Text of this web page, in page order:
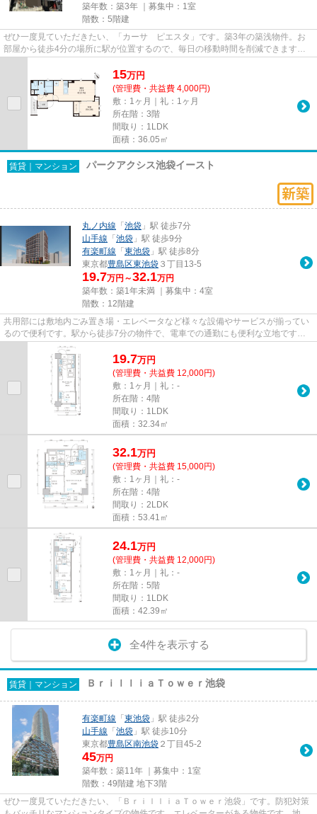
築年数：築3年 ｜募集中： 1室
階数：5階建
ぜひ一度見ていただきたい、「カーサ ピエスタ」です。築3年の築浅物件。お
部屋から徒歩4分の場所に駅が位置するので、毎日の移動時間を削減できます。
15万円
(管理費・共益費 4,000円)
敷：1ヶ月｜礼：1ヶ月
所在階：3階
間取り：1LDK
面積：36.05㎡
賃貸｜マンション パークアクシス池袋イースト
丸ノ内線 「 池袋 」駅 徒歩7分
山手線 「 池袋 」駅 徒歩9分
有楽町線 「 東池袋 」駅 徒歩8分
東京都豊島区東池袋 ３丁目13-5
19.7万円～32.1万円
築年数：築1年未満 ｜募集中： 4室
階数：12階建
共用部には敷地内ごみ置き場・エレベータなど様々な設備やサービスが揃ってい
るので便利です。駅から徒歩7分の物件で、電車での通勤にも便利な立地です。
設備や外観が充実しているマン...
19.7万円
(管理費・共益費 12,000円)
敷：1ヶ月｜礼：-
所在階：4階
間取り：1LDK
面積：32.34㎡
32.1万円
(管理費・共益費 15,000円)
敷：1ヶ月｜礼：-
所在階：4階
間取り：2LDK
面積：53.41㎡
24.1万円
(管理費・共益費 12,000円)
敷：1ヶ月｜礼：-
所在階：5階
間取り：1LDK
面積：42.39㎡
全4件を表示する
賃貸｜マンション ＢｒｉｌｌｉａＴｏｗｅｒ池袋
有楽町線 「 東池袋 」駅 徒歩2分
山手線 「 池袋 」駅 徒歩10分
東京都豊島区南池袋 ２丁目45-2
45万円
築年数：築11年 ｜募集中： 1室
階数：49階建 地下3階
ぜひ一度見ていただきたい、「ＢｒｉｌｌｉａＴｏｗｅｒ池袋」です。防犯対策